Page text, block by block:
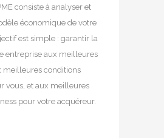
consiste à analyser et
économique de votre
est simple : garantir la
entreprise aux meilleures
meilleures conditions
vous, et aux meilleures
pour votre acquéreur.